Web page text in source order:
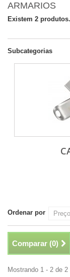
ARMARIOS
Existem 2 produtos.
Subcategorias
Ordenar por
Comparar (0)
Mostrando 1 - 2 de 2